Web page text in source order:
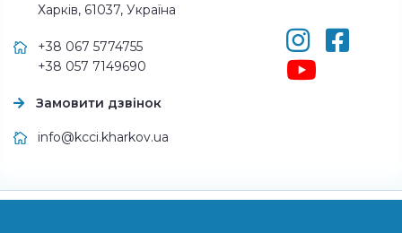
Харків, 61037, Україна
+38 067 5774755
+38 057 7149690
Замовити дзвінок
info@kcci.kharkov.ua